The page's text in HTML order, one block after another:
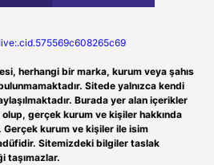
herhangi bir marka, kurum veya şahıs
Sitede yalnızca kendi
Burada yer alan içerikler
gerçek kurum ve kişiler hakkında
Gerçek kurum ve kişiler ile isim
Sitemizdeki bilgiler taslak
taşımazlar.